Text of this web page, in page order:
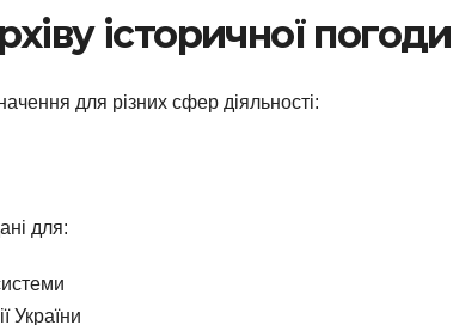
історичної погоди
для різних сфер діяльності:
для:
України